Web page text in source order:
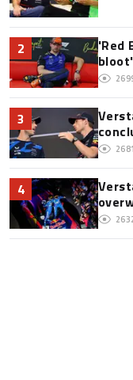
2
'Red
bloot'
3
2681
4